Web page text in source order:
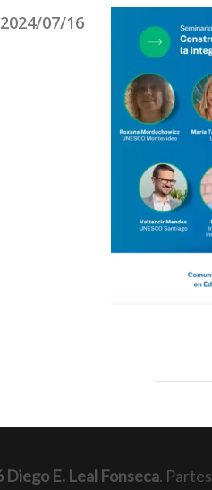
2024/07/16
E. Leal Fonseca.